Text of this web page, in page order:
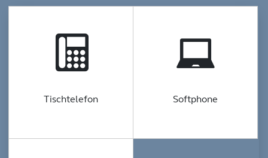
Tischtelefon Softphone